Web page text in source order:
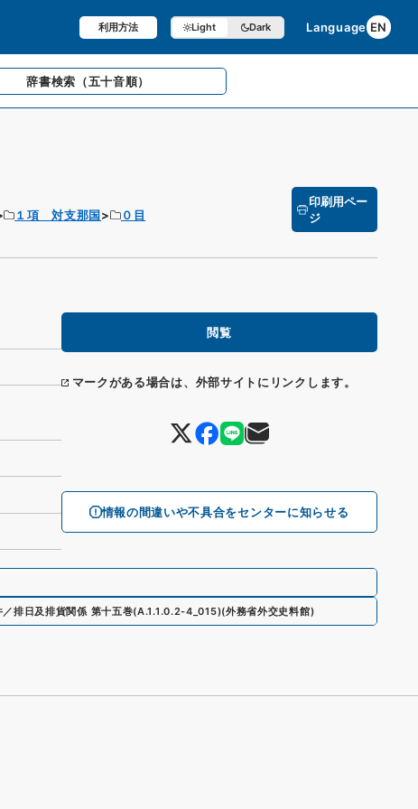
利用方法 Light Dark Language EN
辞書検索 （五十音順）
１項 対支那国
０目
印刷用ペー
ジ
閲覧
マークがある場合は、外部サイトにリンクします。
情報の間違いや不具合をセンターに知らせる
／排日及排貨関係 第十五巻(A.1.1.0.2-4_015)(外務省外交史料館)